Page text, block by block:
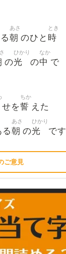
朝
あさ
のひと 時
とき
の光
ひかり
の中
なか
で
せを誓
ちか
えた
朝
あさ
の光
ひかり
です
ご意見